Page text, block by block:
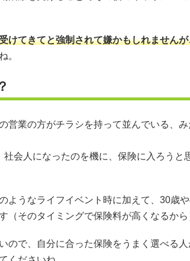
けてきてと強制されて嫌かもしれません
ね。
営業の方がチラシを持って並んでいる、み
会人になったのを機に、保険に入ろうと
ようなライフイベント時に加えて、30歳
（そのタイミングで保険料が高くなるから
ので、自分に合った保険をうまく選べる人